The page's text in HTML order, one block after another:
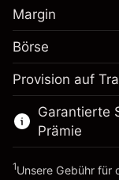
~NOK
Geld aus
Zur
~NOK
Geld aus
Margin
Börse
Provision auf
Garantierte
Prämie
1Unsere Gebühr für